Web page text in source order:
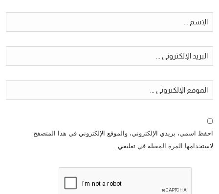
احفظ اسمي، بريدي الإلكتروني، والموقع الإلكتروني في هذا المتصفح
لاستخدامها المرة المقبلة في تعليقي.